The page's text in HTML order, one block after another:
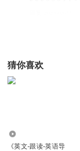
猜你喜欢
《英文-跟读-英语导